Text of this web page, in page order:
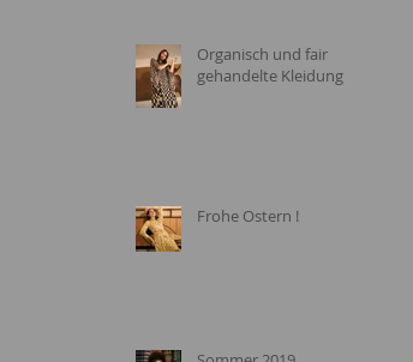
Organisch und fair
gehandelte Kleidung
Frohe Ostern !